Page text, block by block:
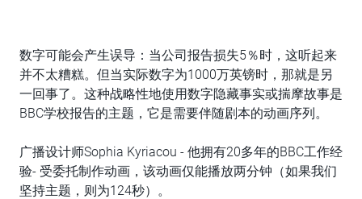
数字可能会产生误导：当公司报告损失5％时，这听起来
并不太糟糕。但当实际数字为1000万英镑时，那就是另
一回事了。这种战略性地使用数字隐藏事实或揣摩故事是
BBC学校报告的主题，它是需要伴随剧本的动画序列。
广播设计师Sophia Kyriacou - 他拥有20多年的BBC工作经
验- 受委托制作动画，该动画仅能播放两分钟（如果我们
坚持主题，则为124秒）。